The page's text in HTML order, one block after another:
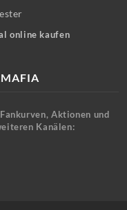
online kaufen
Aktionen und
Kanälen: